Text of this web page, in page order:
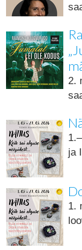
2.
ja
1.